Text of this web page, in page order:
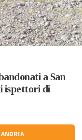
a San
ispettori di